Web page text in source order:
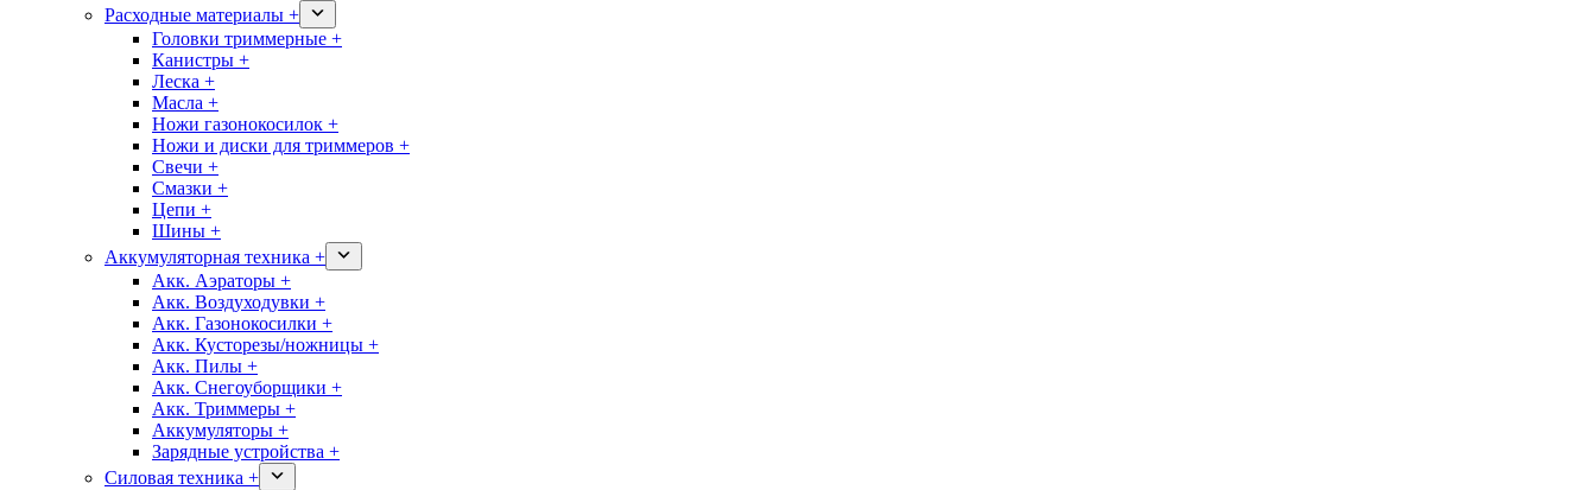
Расходные материалы +
Головки триммерные +
Канистры +
Леска +
Масла +
Ножи газонокосилок +
Ножи и диски для триммеров +
Свечи +
Смазки +
Цепи +
Шины +
Аккумуляторная техника +
Акк. Аэраторы +
Акк. Воздуходувки +
Акк. Газонокосилки +
Акк. Кусторезы/ножницы +
Акк. Пилы +
Акк. Снегоуборщики +
Акк. Триммеры +
Аккумуляторы +
Зарядные устройства +
Силовая техника +